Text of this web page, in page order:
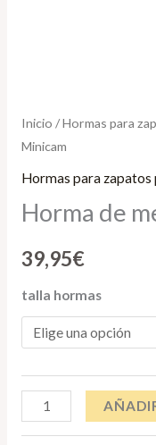
Inicio /Hormas para
Minicam
Hormas para
Horma de
39,95€
talla hormas